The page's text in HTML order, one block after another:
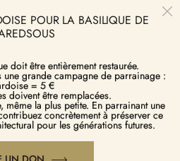
POUR LA BASILIQUE DE
doit être entièrement restaurée.
une grande campagne de parrainage :
= 5 €
doivent être remplacées.
la plus petite. En parrainant une
concrètement à préserver ce
pour les générations futures.